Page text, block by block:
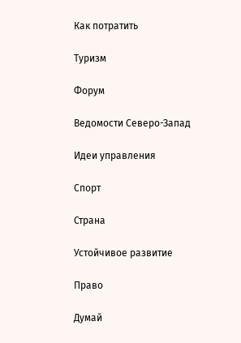
Как потратить
Туризм
Форум
Ведомости Северо-Запад
Идеи управления
Спорт
Страна
Устойчивое развитие
Право
Думай